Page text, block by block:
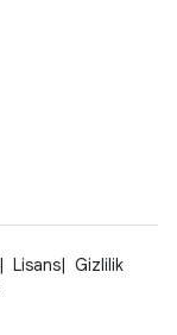
Lisans
Gizlilik